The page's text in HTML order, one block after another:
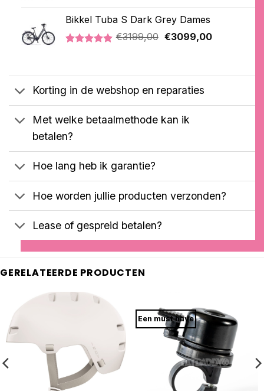
€2699,00.€2599,00.
Bikkel Tuba S Dark Grey Dames
klantbeoordeling
€3199,00 Oorspronkelijke
€3099,00Huidige
Korting in de webshop en reparaties
Met welke betaalmethode kan ik
betalen?
Hoe lang heb ik garantie?
Hoe worden jullie producten verzonden?
Lease of gespreid betalen?
GERELATEERDE PRODUCTEN
Een must have